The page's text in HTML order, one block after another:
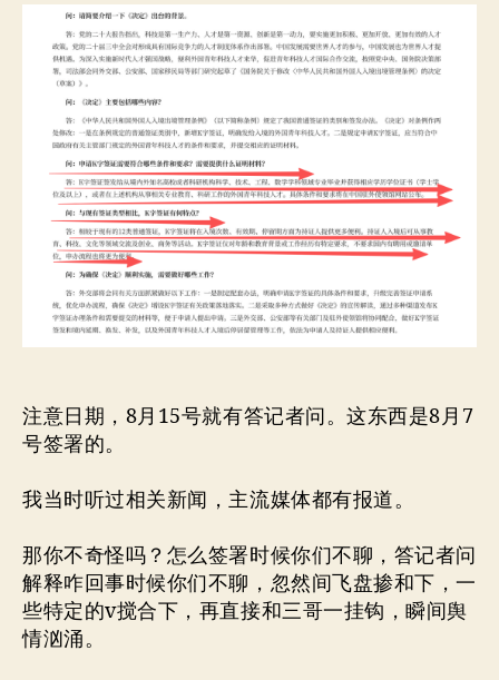
注意日期，8月15号就有答记者问。这东西是8月7
号签署的。
我当时听过相关新闻，主流媒体都有报道。
那你不奇怪吗？怎么签署时候你们不聊，答记者问
解释咋回事时候你们不聊，忽然间飞盘掺和下，一
些特定的v搅合下，再直接和三哥一挂钩，瞬间舆
情汹涌。